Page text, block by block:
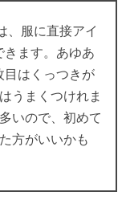
、服に直接アイ
きます。あゆあ
はくっつきが
うまくつけれま
いので、初めて
方がいいかも